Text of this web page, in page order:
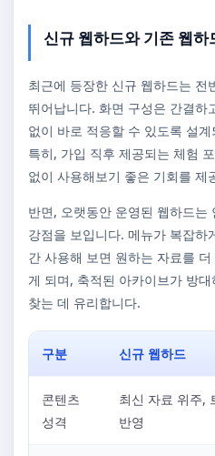
신규 웹하드와 기존 웹하
최근에 등장한 신규 웹하드는 전
뛰어납니다. 화면 구성은 간결하
없이 바로 적응할 수 있도록 설
특히, 가입 직후 제공되는 체험
없이 사용해보기 좋은 기회를 제
반면, 오랫동안 운영된 웹하드는
강점을 보입니다. 메뉴가 복잡하
간 사용해 보면 원하는 자료를
게 되며, 축적된 아카이브가 방
찾는 데 유리합니다.
구분 신규 웹하드
콘텐츠
성격
최신 자료 위주,
반영